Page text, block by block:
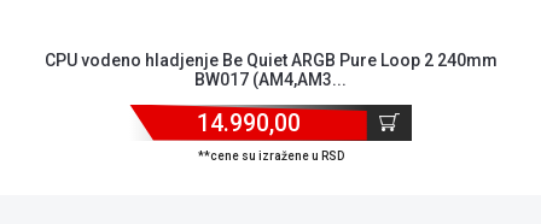
CPU vodeno hladjenje Be Quiet ARGB Pure Loop 2 240mm
BW017 (AM4,AM3...
14.990,00
**cene su izražene u RSD